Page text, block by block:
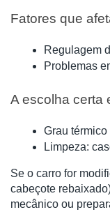
Fatores que
Regulagem
Problemas
A escolha certa
Grau
Limpeza:
Se o carro for
cabeçote
mecânico ou